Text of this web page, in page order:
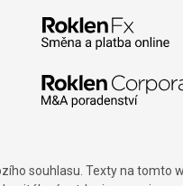
souhlasu. Texty na tomto